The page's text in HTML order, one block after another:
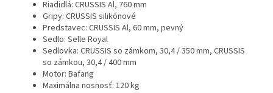
Riadidlá: CRUSSIS Al, 760 mm
Gripy: CRUSSIS silikónové
Predstavec: CRUSSIS Al, 60 mm, pevný
Sedlo: Selle Royal
Sedlovka: CRUSSIS so zámkom, 30,4 / 350 mm, CRUSSIS
so zámkou, 30,4 / 400 mm
Motor: Bafang
Maximálna nosnosť: 120 kg